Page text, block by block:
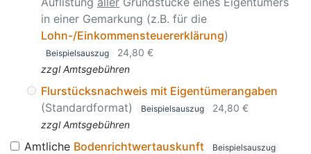
in einer Gemarkung (z.B. für die
Lohn-/Einkommensteuererklärung)
Beispielsauszug
24,80 €
zzgl Amtsgebühren
Flurstücksnachweis mit Eigentümerangaben
(Standardformat)
Beispielsauszug
24,80 €
zzgl Amtsgebühren
Amtliche Bodenrichtwertauskunft Beispielsauszug